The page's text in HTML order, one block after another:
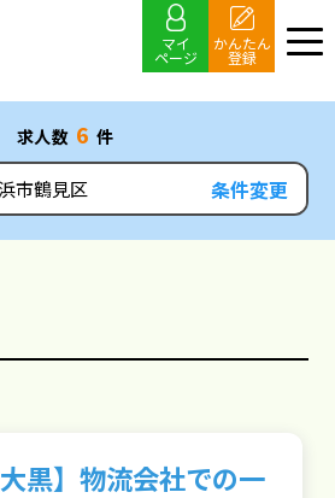
マイ
ページ
かんたん
登録
求人数 6 件
市鶴見区 条件変更
黒】物流会社での一